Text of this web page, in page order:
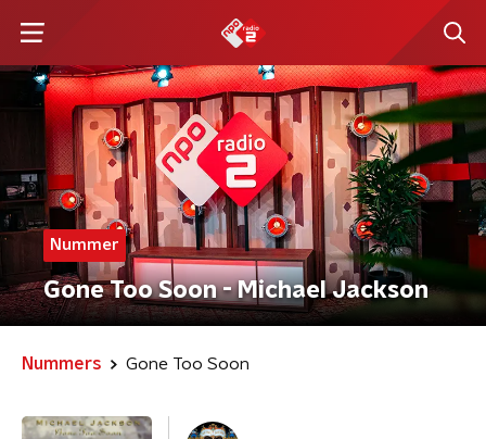
Nummer
Gone Too Soon - Michael Jackson
Nummers Gone Too Soon